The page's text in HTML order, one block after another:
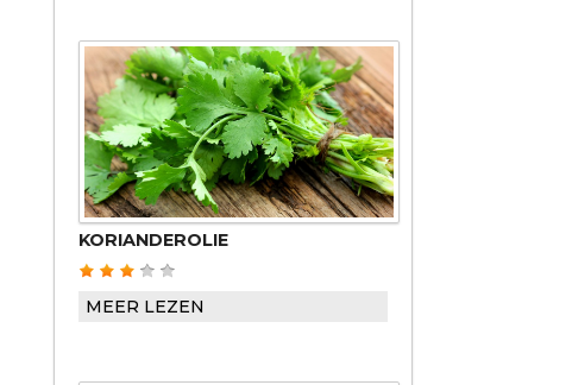
KORIANDEROLIE
MEER LEZEN